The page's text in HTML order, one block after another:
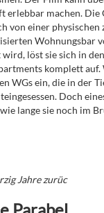
erlebbar machen.
von einer physischen
Wohnungsbar
löst sie sich in
komplett
WGs ein, die in der
Doch
lange sie noch im
Jahre zurüc